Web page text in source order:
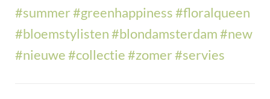
#summer#greenhappiness#floralqueen
#bloemstylisten#blondamsterdam#new
#nieuwe#collectie#zomer#servies